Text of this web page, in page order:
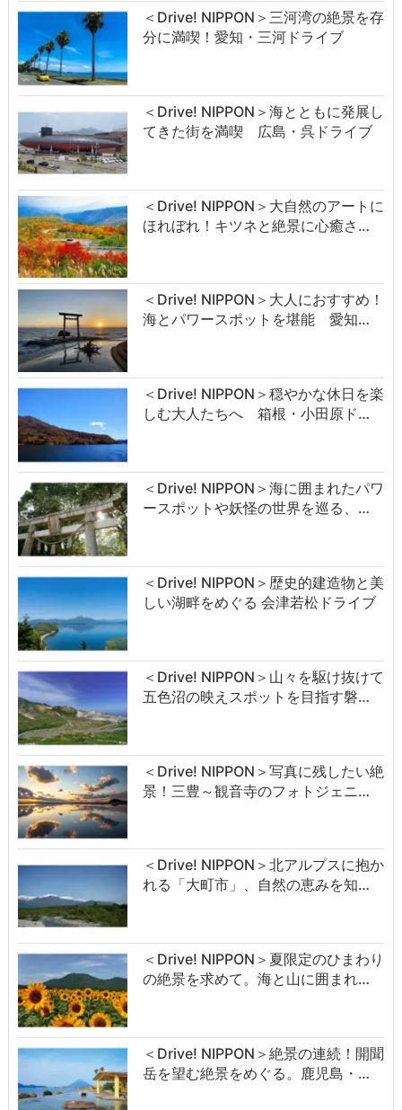
＜Drive! NIPPON＞三河湾の絶景を存
分に満喫！愛知・三河ドライブ
＜Drive! NIPPON＞海とともに発展し
てきた街を満喫 広島・呉ドライブ
＜Drive! NIPPON＞大自然のアートに
ほれぼれ！キツネと絶景に心癒さ…
＜Drive! NIPPON＞大人におすすめ！
海とパワースポットを堪能 愛知…
＜Drive! NIPPON＞穏やかな休日を楽
しむ大人たちへ 箱根・小田原ド…
＜Drive! NIPPON＞海に囲まれたパワ
ースポットや妖怪の世界を巡る、…
＜Drive! NIPPON＞歴史的建造物と美
しい湖畔をめぐる 会津若松ドライブ
＜Drive! NIPPON＞山々を駆け抜けて
五色沼の映えスポットを目指す磐…
＜Drive! NIPPON＞写真に残したい絶
景！三豊～観音寺のフォトジェニ…
＜Drive! NIPPON＞北アルプスに抱か
れる「大町市」、自然の恵みを知…
＜Drive! NIPPON＞夏限定のひまわり
の絶景を求めて。海と山に囲まれ…
＜Drive! NIPPON＞絶景の連続！開聞
岳を望む絶景をめぐる。鹿児島・…